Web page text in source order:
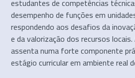
desempenho de funções em
respondendo aos desafios da
e da valorização dos recursos
assenta numa forte componente
estágio curricular em ambiente real